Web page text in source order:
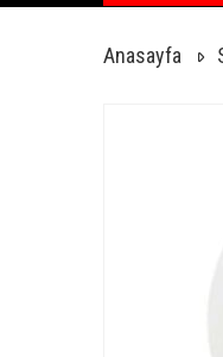
Anasayfa